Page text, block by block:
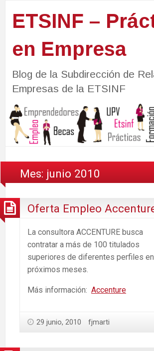
ETSINF –
en Empresa
Blog de la Subdirección de
Empresas de la ETSINF
Mes: junio 2010
Oferta Empleo
La consultora ACCENTURE busca
contratar a más de 100 titulados
superiores de diferentes perfiles
próximos meses.
Más información: Accenture
29 junio, 2010 fjmarti